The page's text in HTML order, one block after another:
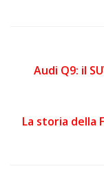
Audi Q9: il
La storia della